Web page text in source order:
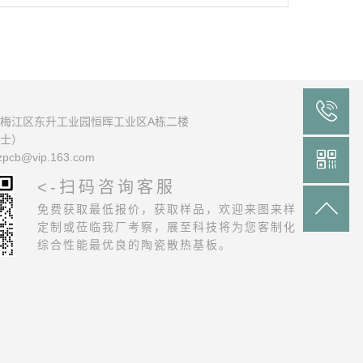
江区东升工业园恒晖工业区A栋二楼
）
<-扫码咨询客服
免费获取最低报价，获取样品，欢迎来图来样
定制或莅临我厂考察，展至科技将为您客制化
综合性能最优良的陶瓷散热基板。


